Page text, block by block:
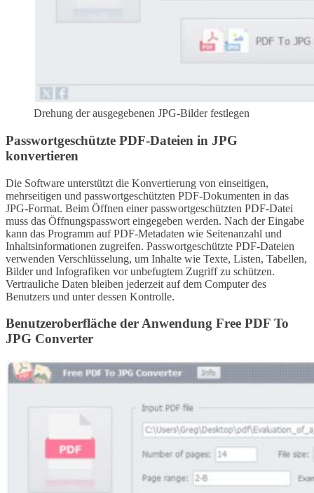
Drehung der ausgegebenen JPG-Bilder festlegen
Passwortgeschützte PDF-Dateien in JPG
konvertieren
Die Software unterstützt die Konvertierung von einseitigen,
mehrseitigen und passwortgeschützten PDF-Dokumenten in das
JPG-Format. Beim Öffnen einer passwortgeschützten PDF-Datei
muss das Öffnungspasswort eingegeben werden. Nach der Eingabe
kann das Programm auf PDF-Metadaten wie Seitenanzahl und
Inhaltsinformationen zugreifen. Passwortgeschützte PDF-Dateien
verwenden Verschlüsselung, um Inhalte wie Texte, Listen, Tabellen,
Bilder und Infografiken vor unbefugtem Zugriff zu schützen.
Vertrauliche Daten bleiben jederzeit auf dem Computer des
Benutzers und unter dessen Kontrolle.
Benutzeroberfläche der Anwendung Free PDF To
JPG Converter